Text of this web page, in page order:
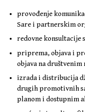
provođenje
Sare i partnerskim
redovne
priprema, objava i
objava na društvenim
izrada i distribucija
drugih promotivnih
planom i dostupnim